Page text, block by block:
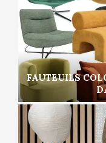
FAUTEUILS